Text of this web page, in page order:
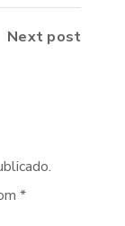
Next post
*